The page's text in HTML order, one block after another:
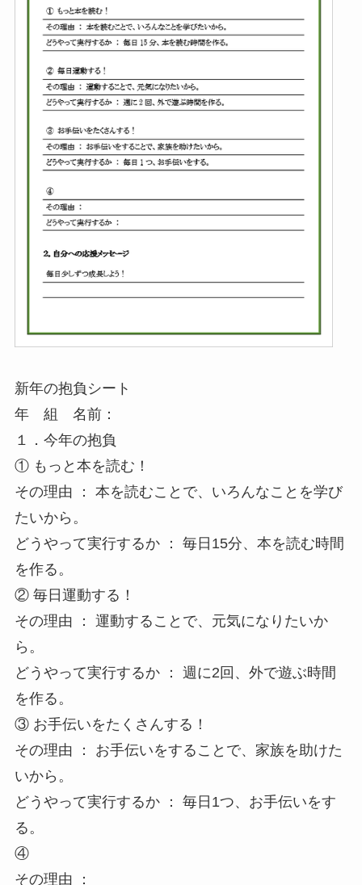
新年の抱負シート
年 組 名前：
１．今年の抱負
① もっと本を読む！
その理由 ： 本を読むことで、いろんなことを学び
たいから。
どうやって実行するか ： 毎日15分、本を読む時間
を作る。
② 毎日運動する！
その理由 ： 運動することで、元気になりたいか
ら。
どうやって実行するか ： 週に2回、外で遊ぶ時間
を作る。
③ お手伝いをたくさんする！
その理由 ： お手伝いをすることで、家族を助けた
いから。
どうやって実行するか ： 毎日1つ、お手伝いをす
る。
④
その理由 ：